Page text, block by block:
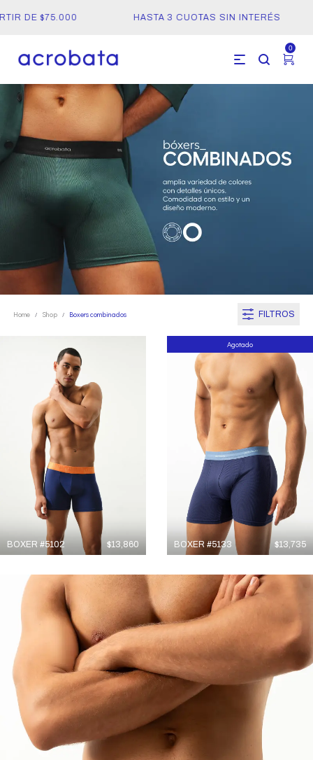
DE $75.000 HASTA 3 CUOTAS SIN INTERÉS
0
Home / Shop / Boxers combinados FILTROS
BOXER #5102 $13,860
Agotado
BOXER #5133 $13,735